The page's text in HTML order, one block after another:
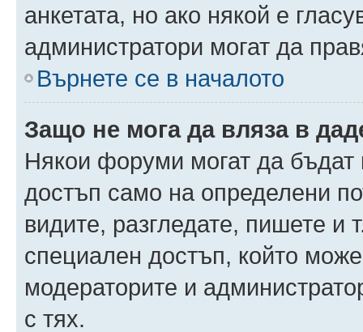
анкетата, но ако някой е
администратори могат да
Върнете се в началото
Защо не мога да вляза в
Някои форуми могат да бъдат
достъп само на определени
видите, разгледате, пишете
специален достъп, който
модераторите и
с тях.